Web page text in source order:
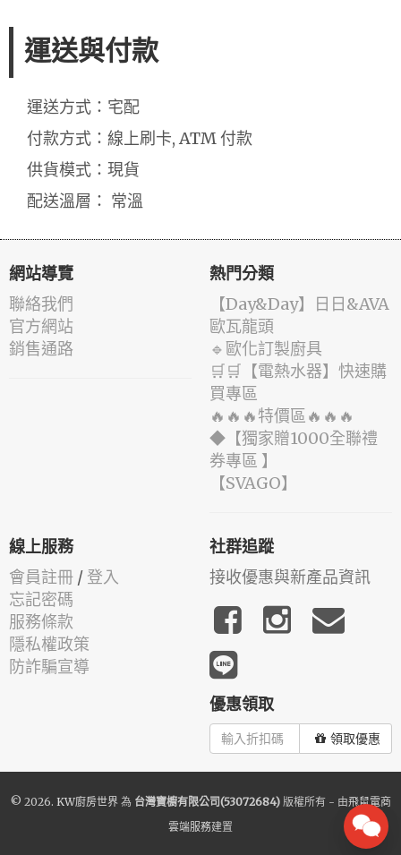
運送與付款
運送方式：宅配
付款方式：線上刷卡, ATM 付款
供貨模式：現貨
配送溫層： 常溫
網站導覽
聯絡我們
官方網站
銷售通路
熱門分類
️【Day&Day】️日日&AVA
歐瓦龍頭
🔹歐化訂製廚具
🛒🛒【電熱水器】快速購
買專區
🔥🔥🔥特價區🔥🔥🔥
◆【獨家贈1000全聯禮
券專區 】
️【SVAGO】️
線上服務
會員註冊 / 登入
忘記密碼
服務條款
隱私權政策
防詐騙宣導
社群追蹤
接收優惠與新產品資訊
優惠領取
領取優惠
© 2026. KW廚房世界為 台灣寶櫥有限公司(53072684)版權所有 - 由飛鼠電商
雲端服務建置